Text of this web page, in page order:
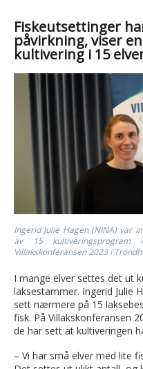
Fiskeutsettinger
påvirkning, viser
kultivering i 15
Ingerid Julie Hagen (NINA) var
av 15
Villakskonferansen 2023 i
I mange elver settes det ut
laksestammer. Ingerid Julie
sett nærmere på 15
fisk. På Villakskonferansen
de har sett at kultiveringen
– Vi har små elver med lite